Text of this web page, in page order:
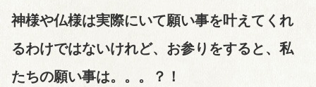
神様や仏様は実際にいて願い事を叶えてくれ
るわけではないけれど、お参りをすると、私
たちの願い事は。。。？！